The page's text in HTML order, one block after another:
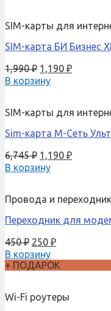
SIM-карты для
SIM-карта БИ Бизнес
1,990₽ 1,190 ₽
В корзину
SIM-карты для
Sim-карта М-Сеть
6,745₽ 1,190 ₽
В корзину
Провода и
Переходник для
450₽ 250 ₽
В корзину
+ ПОДАРОК
Wi-Fi роутеры